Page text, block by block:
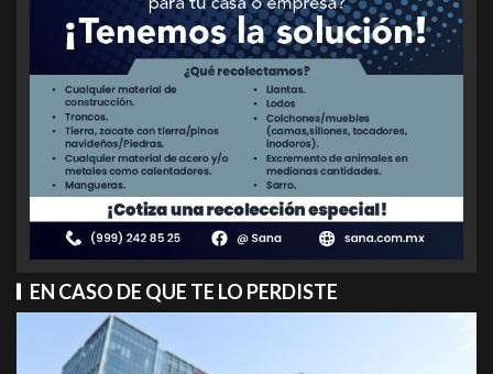
EN CASO DE QUE TE LO PERDISTE